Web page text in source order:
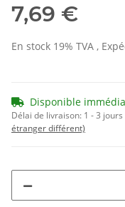
7,69 €
En stock 19% TVA ,
Disponible
Délai de livraison: 1 - 3
étranger différent)